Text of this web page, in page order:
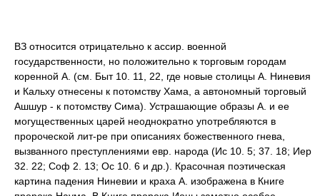
ВЗ относится отрицательно к ассир. военной
государственности, но положительно к торговым городам
коренной А. (см. Быт 10. 11, 22, где новые столицы А. Ниневия
и Кальху отнесены к потомству Хама, а автономный торговый
Ашшур - к потомству Сима). Устрашающие образы А. и ее
могущественных царей неоднократно употребляются в
пророческой лит-ре при описаниях божественного гнева,
вызванного преступлениями евр. народа (Ис 10. 5; 37. 18; Иер
32. 22; Соф 2. 13; Ос 10. 6 и др.). Красочная поэтическая
картина падения Ниневии и краха А. изображена в Книге